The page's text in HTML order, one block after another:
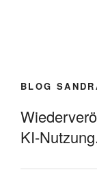
BLOG
KI-